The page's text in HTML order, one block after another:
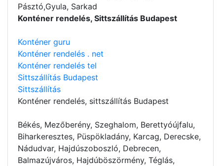
Pásztó,Gyula, Sarkad
Konténer rendelés, Sittszállítás Budapest
Konténer guru
Konténer rendelés . net
Konténer rendelés tel
Sittszállítás Budapest
Sittszállítás
Konténer rendelés, sittszállítás Budapest
Békés, Mezőberény, Szeghalom, Berettyóújfalu,
Biharkeresztes, Püspökladány, Karcag, Derecske,
Nádudvar, Hajdúszoboszló, Debrecen,
Balmazújváros, Hajdúböszörmény, Téglás,